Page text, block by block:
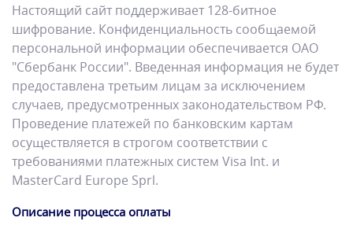
Настоящий сайт поддерживает 128-битное
шифрование. Конфиденциальность сообщаемой
персональной информации обеспечивается ОАО
"Сбербанк России". Введенная информация не будет
предоставлена третьим лицам за исключением
случаев, предусмотренных законодательством РФ.
Проведение платежей по банковским картам
осуществляется в строгом соответствии с
требованиями платежных систем Visa Int. и
MasterCard Europe Sprl.
Описание процесса оплаты